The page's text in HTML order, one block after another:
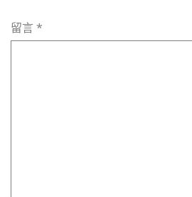
留言*